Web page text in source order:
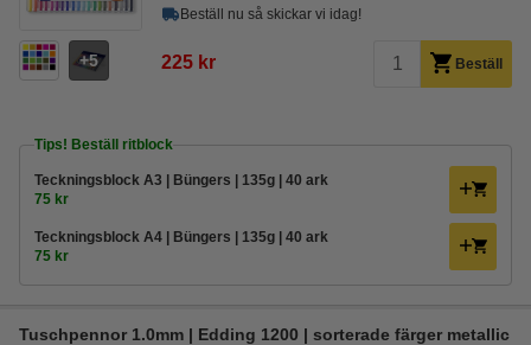
5
Beställ nu så skickar vi idag!
225 kr Beställ
Tips! Beställ ritblock
Teckningsblock A3 | Büngers | 135g | 40 ark
75 kr
Teckningsblock A4 | Büngers | 135g | 40 ark
75 kr
Tuschpennor 1.0mm | Edding 1200 | sorterade färger metallic